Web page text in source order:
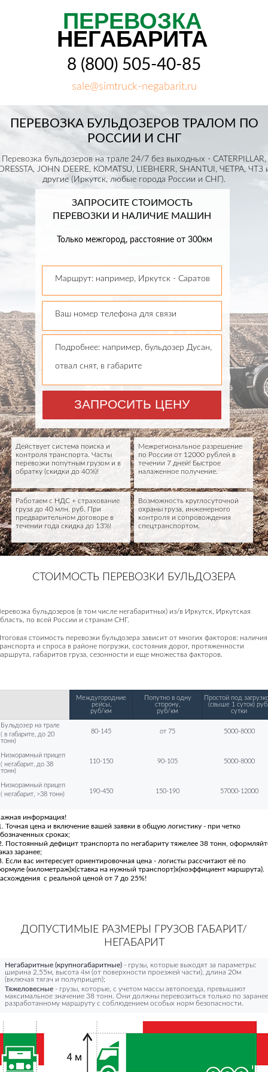
ПЕРЕВОЗКА
НЕГАБАРИТА
8 (800) 505-40-85
sale@simtruck-negabarit.ru
ПЕРЕВОЗКА БУЛЬДОЗЕРОВ ТРАЛОМ ПО
РОССИИ И СНГ
Перевозка бульдозеров на трале 24/7 без выходных - CATERPILLAR,
JOHN DEERE, KOMATSU, LIEBHERR, SHANTUI, ЧЕТРА, ЧТЗ
другие (Иркутск, любые города России и СНГ).
ЗАПРОСИТЕ СТОИМОСТЬ
ПЕРЕВОЗКИ И НАЛИЧИЕ МАШИН
Только межгород, расстояние от 300км
ЗАПРОСИТЬ ЦЕНУ
Маршрут: например, Иркутск - Саратов
Ваш номер телефона для связи
Подробнее: например, бульдозер Дусан,
отвал снят, в габарите
Межрегиональное разрешение
по России от 12000 рублей в
течении 7 дней! Быстрое
налаженное получение.
Действует система поиска и
контроля транспорта. Часты
перевозки попутным грузом и в
обратку (скидки до 40%)!
Работаем с НДС + страхование
груза до 40 млн. руб. При
предварительном договоре в
течении года скидка до 13%!
Возможность круглосуточной
охраны груза, инженерного
контроля и сопровождения
спецтранспортом.
СТОИМОСТЬ ПЕРЕВОЗКИ БУЛЬДОЗЕРА
бульдозеров (в том числе негабаритных) из/в Иркутск, Иркутская
по всей России и странам СНГ.
стоимость перевозки бульдозера зависит от многих факторов: наличия
и спроса в районе погрузки, состояния дорог, протяженности
габаритов груза, сезонности и еще множества факторов.
Междугородние
рейсы,
руб/км
Попутно в одну
сторону,
руб/км
Простой под
(свыше 1 суток)
сутки
Бульдозер на трале
( в габарите, до 20
тонн)
80-145 от 75 5000-8000
Низкорамный прицеп
( негабарит, до 38
тонн)
110-150 90-105 5000-8000
Низкорамный прицеп
( негабарит, >38 тонн)
190-450 150-190 57000-12000
информация!
Точная цена и включение вашей заявки в общую логистику - при четко
сроках;
Постоянный дефицит транспорта по негабариту тяжелее 38 тонн,
заранее;
Если вас интересует ориентировочная цена - логисты рассчитают её по
(километраж)х(ставка на нужный транспорт)х(коэффициент маршрута).
с реальной ценой от 7 до 25%!
ДОПУСТИМЫЕ РАЗМЕРЫ ГРУЗОВ ГАБАРИТ/
НЕГАБАРИТ
Негабаритные (крупногабаритные) - грузы, которые выходят за параметры:
ширина 2,55м, высота 4м (от поверхности проезжей части), длина 20м
(включая тягач и полуприцеп);
Тяжеловесные - грузы, которые, с учетом массы автопоезда, превышают
максимальное значение 38 тонн. Они должны перевозиться только по заранее
разработанному маршруту с соблюдением особых норм безопасности.